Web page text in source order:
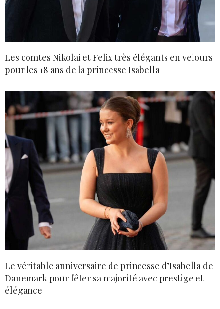
Les comtes Nikolai et Felix très élégants en velours
pour les 18 ans de la princesse Isabella
Le véritable anniversaire de princesse d’Isabella de
Danemark pour fêter sa majorité avec prestige et
élégance